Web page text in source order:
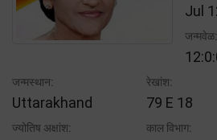
Jul
जन्मवेळ:
जन्मस्थान:
Uttarakhand
रेखांश:
79 E 18
ज्योतिष अक्षांश: काल विभाग: